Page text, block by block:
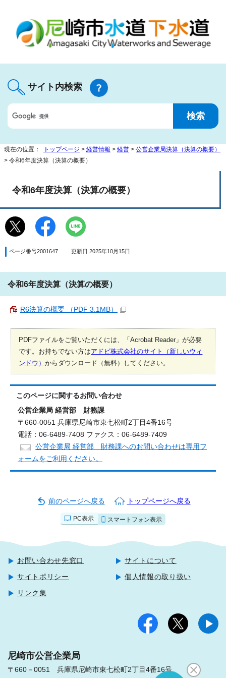
サイト内検索
現在の位置： トップページ > 経営情報 > 経営 > 公営企業局決算（決算の概要）
> 令和6年度決算（決算の概要）
令和6年度決算（決算の概要）
ページ番号2001647 更新日 2025年10月15日
令和6年度決算（決算の概要）
R6決算の概要 （PDF 3.1MB）
PDFファイルをご覧いただくには、「Acrobat Reader」が必要
です。お持ちでない方はアドビ株式会社のサイト（新しいウィ
ンドウ）からダウンロード（無料）してください。
このページに関するお問い合わせ
公営企業局 経営部 財務課
〒660-0051 兵庫県尼崎市東七松町2丁目4番16号
電話：06-6489-7408 ファクス：06-6489-7409
公営企業局 経営部 財務課へのお問い合わせは専用フ
ォームをご利用ください。
前のページへ戻る トップページへ戻る
PC表示 スマートフォン表示
お問い合わせ先窓口 サイトについて
サイトポリシー 個人情報の取り扱い
リンク集
尼崎市公営企業局
〒660－0051 兵庫県尼崎市東七松町2丁目4番16号